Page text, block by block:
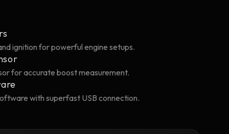
ignition for powerful engine setups.
for accurate boost measurement.
with superfast USB connection.